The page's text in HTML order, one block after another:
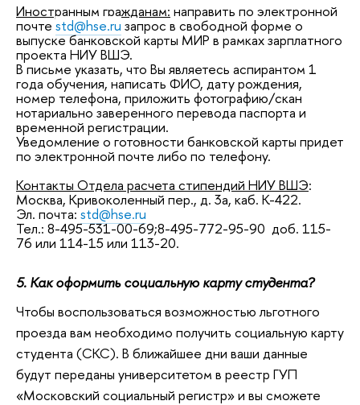
Иностранным гражданам: направить по электронной
почтеstd@hse.ru запрос в свободной форме о
выпуске банковской карты МИР в рамках зарплатного
проекта НИУ ВШЭ.
В письме указать, что Вы являетесь аспирантом 1
года обучения, написать ФИО, дату рождения,
номер телефона, приложить фотографию/скан
нотариально заверенного перевода паспорта и
временной регистрации.
Уведомление о готовности банковской карты придет
по электронной почте либо по телефону.
Контакты Отдела расчета стипендий НИУ ВШЭ:
Москва, Кривоколенный пер., д. 3а, каб. К-422.
Эл. почта:std@hse.ru
Тел.: 8-495-531-00-69;8-495-772-95-90 доб. 115-
76 или 114-15 или 113-20.
5. Как оформить социальную карту студента?
Чтобы воспользоваться возможностью льготного
проезда вам необходимо получить социальную карту
студента (СКС). В ближайшее дни ваши данные
будут переданы университетом в реестр ГУП
«Московский социальный регистр» и вы сможете